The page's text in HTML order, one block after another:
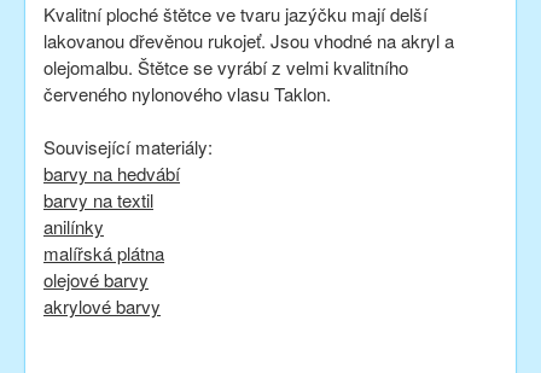
Kvalitní ploché štětce ve tvaru jazýčku mají delší
lakovanou dřevěnou rukojeť. Jsou vhodné na akryl a
olejomalbu. Štětce se vyrábí z velmi kvalitního
červeného nylonového vlasu Taklon.
Související materiály:
barvy na hedvábí
barvy na textil
anilínky
malířská plátna
olejové barvy
akrylové barvy